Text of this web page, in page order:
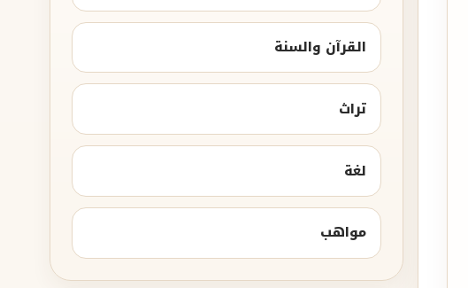
القرآن والسنة
تراث
لغة
مواهب